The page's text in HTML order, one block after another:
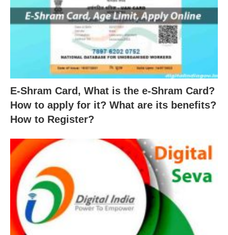
E-Shram Card, What is the e-Shram Card?
How to apply for it? What are its benefits?
How to Register?